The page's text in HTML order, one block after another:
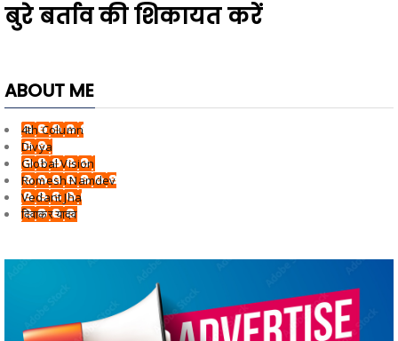
बुरे बर्ताव की शिकायत करें
ABOUT ME
4th Column
Divya
Global Vision
Romesh Namdev
Vedant Jha
दिवाकर यादव